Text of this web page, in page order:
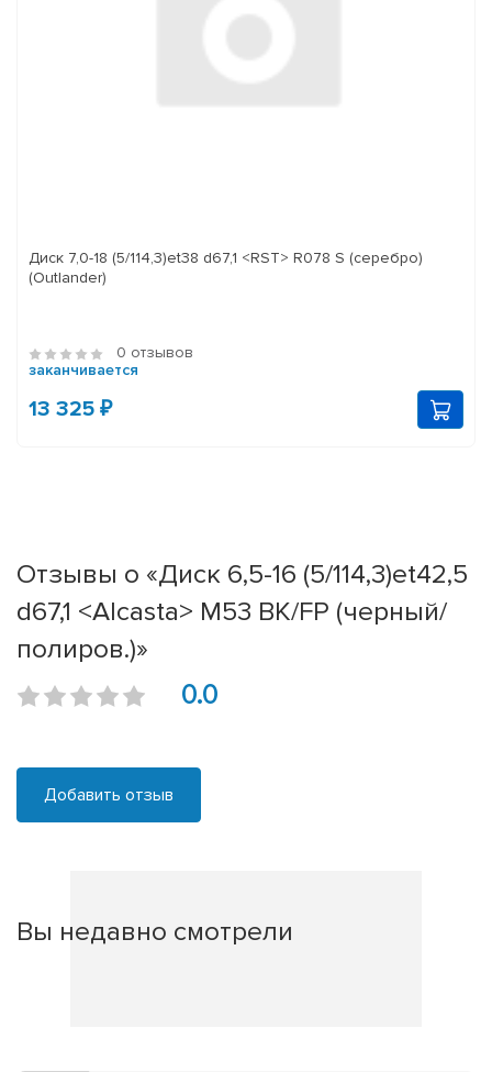
Диск 7,0-18 (5/114,3)et38 d67,1 <RST> R078 S (серебро)
(Outlander)
0 отзывов
заканчивается
13 325 ₽
Отзывы о «Диск 6,5-16 (5/114,3)et42,5
d67,1 <Alcasta> M53 BK/FP (черный/
полиров.)»
0.0
Добавить отзыв
Вы недавно смотрели